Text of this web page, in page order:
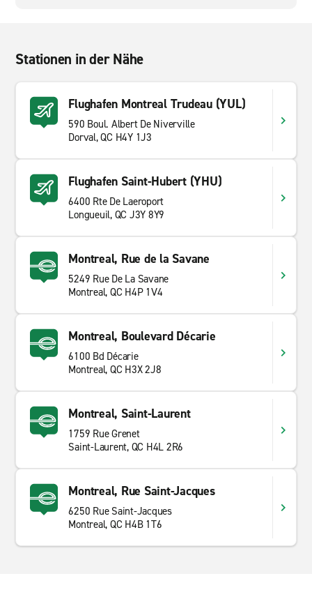
Stationen in der Nähe
Flughafen Montreal Trudeau (YUL)
590 Boul. Albert De Niverville
Dorval, QC H4Y 1J3
Flughafen Saint-Hubert (YHU)
6400 Rte De Laeroport
Longueuil, QC J3Y 8Y9
Montreal, Rue de la Savane
5249 Rue De La Savane
Montreal, QC H4P 1V4
Montreal, Boulevard Décarie
6100 Bd Décarie
Montreal, QC H3X 2J8
Montreal, Saint-Laurent
1759 Rue Grenet
Saint-Laurent, QC H4L 2R6
Montreal, Rue Saint-Jacques
6250 Rue Saint-Jacques
Montreal, QC H4B 1T6